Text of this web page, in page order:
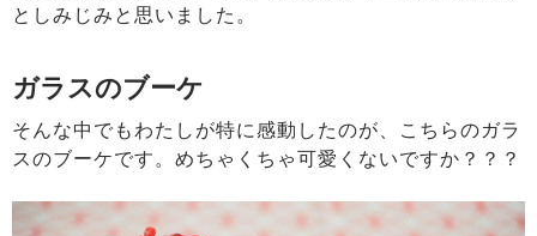
としみじみと思いました。
ガラスのブーケ
そんな中でもわたしが特に感動したのが、こちらのガラ
スのブーケです。めちゃくちゃ可愛くないですか？？？